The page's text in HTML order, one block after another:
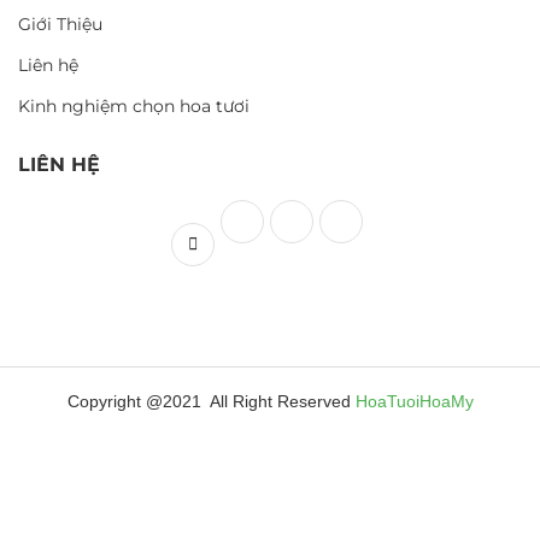
Giới Thiệu
Liên hệ
Kinh nghiệm chọn hoa tươi
LIÊN HỆ
Copyright @2021 All Right Reserved HoaTuoiHoaMy